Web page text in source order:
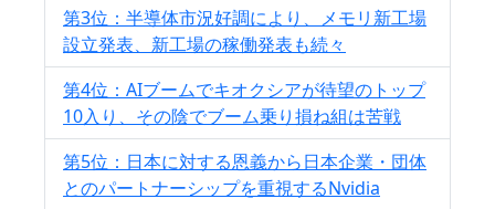
第3位：半導体市況好調により、メモリ新工場
設立発表、新工場の稼働発表も続々
第4位：AIブームでキオクシアが待望のトップ
10入り、その陰でブーム乗り損ね組は苦戦
第5位：日本に対する恩義から日本企業・団体
とのパートナーシップを重視するNvidia